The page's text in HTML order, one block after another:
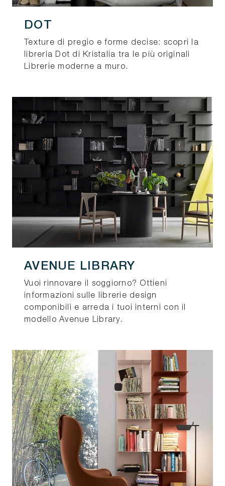
DOT
Texture di pregio e forme decise: scopri la
libreria Dot di Kristalia tra le più originali
Librerie moderne a muro.
AVENUE LIBRARY
Vuoi rinnovare il soggiorno? Ottieni
informazioni sulle librerie design
componibili e arreda i tuoi interni con il
modello Avenue Library.